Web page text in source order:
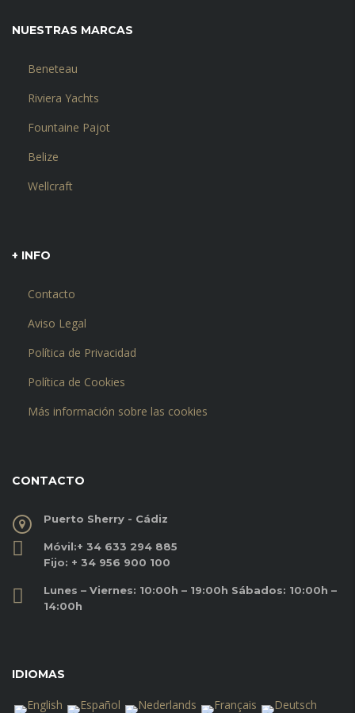
NUESTRAS MARCAS
Beneteau
Riviera Yachts
Fountaine Pajot
Belize
Wellcraft
+ INFO
Contacto
Aviso Legal
Política de Privacidad
Política de Cookies
Más información sobre las cookies
CONTACTO
Puerto Sherry - Cádiz
Móvil:+ 34 633 294 885
Fijo: + 34 956 900 100
Lunes – Viernes: 10:00h – 19:00h Sábados: 10:00h –
14:00h
IDIOMAS